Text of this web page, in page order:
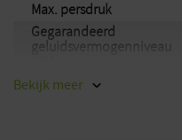
Max. persdruk
Gegarandeerd
geluidsvermogenniveau
Gemeten
Bekijk meer